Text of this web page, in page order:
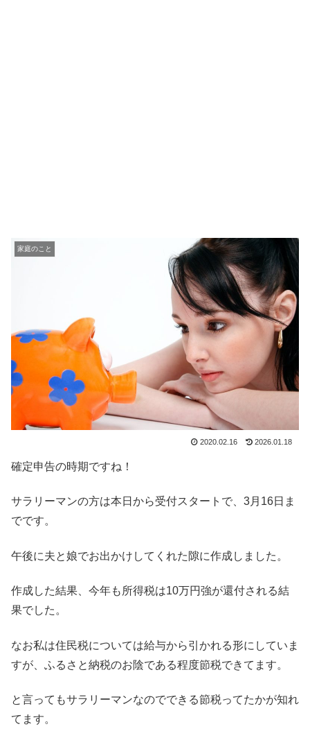
家庭のこと
2020.02.16 2026.01.18
確定申告の時期ですね！
サラリーマンの方は本日から受付スタートで、3月16日ま
でです。
午後に夫と娘でお出かけしてくれた隙に作成しました。
作成した結果、今年も所得税は10万円強が還付される結
果でした。
なお私は住民税については給与から引かれる形にしていま
すが、ふるさと納税のお陰である程度節税できてます。
と言ってもサラリーマンなのでできる節税ってたかが知れ
てます。